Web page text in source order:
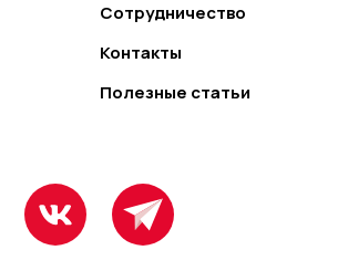
Сотрудничество
Контакты
Полезные статьи